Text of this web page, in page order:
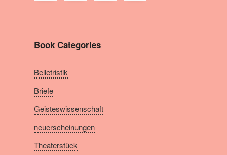
Book Categories
Belletristik
Briefe
Geisteswissenschaft
neuerscheinungen
Theaterstück